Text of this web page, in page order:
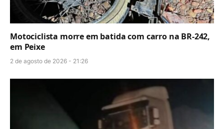
Motociclista morre em batida com carro na BR-242,
em Peixe
2 de agosto de 2026 - 21:26